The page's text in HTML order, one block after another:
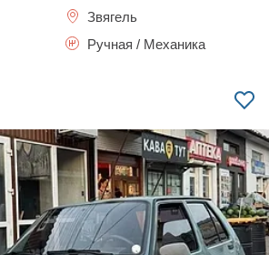
Звягель
Ручная / Механика